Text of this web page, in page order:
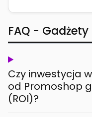
FAQ -
Czy inwestycja
od Promoshop
(ROI)?